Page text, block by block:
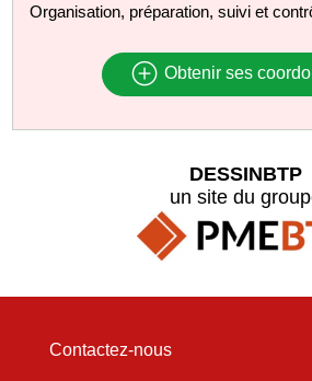
Organisation, préparation, suivi et
Obtenir ses
DESSINBTP
un site du
Contactez-nous